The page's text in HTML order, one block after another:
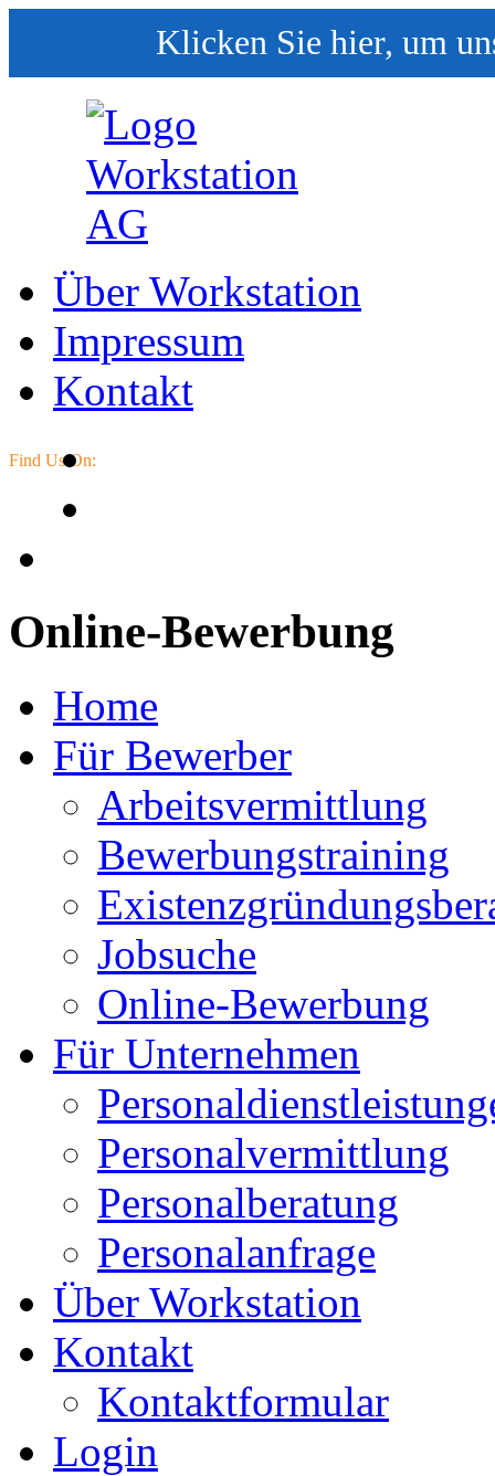
Klicken Sie hier, um
Über Workstation
Impressum
Kontakt
Find Us On:
Online-Bewerbung
Home
Für Bewerber
Arbeitsvermittlung
Bewerbungstraining
Jobsuche
Online-Bewerbung
Für Unternehmen
Personalvermittlung
Personalberatung
Personalanfrage
Über Workstation
Kontakt
Kontaktformular
Login